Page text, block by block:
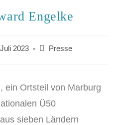
Engelke
2023 Presse
ein Ortsteil von Marburg
Ü50
sieben Ländern